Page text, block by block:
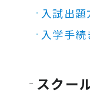
入試出題
入学手続
スクー